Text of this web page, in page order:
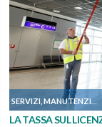
LA TASSA SUL